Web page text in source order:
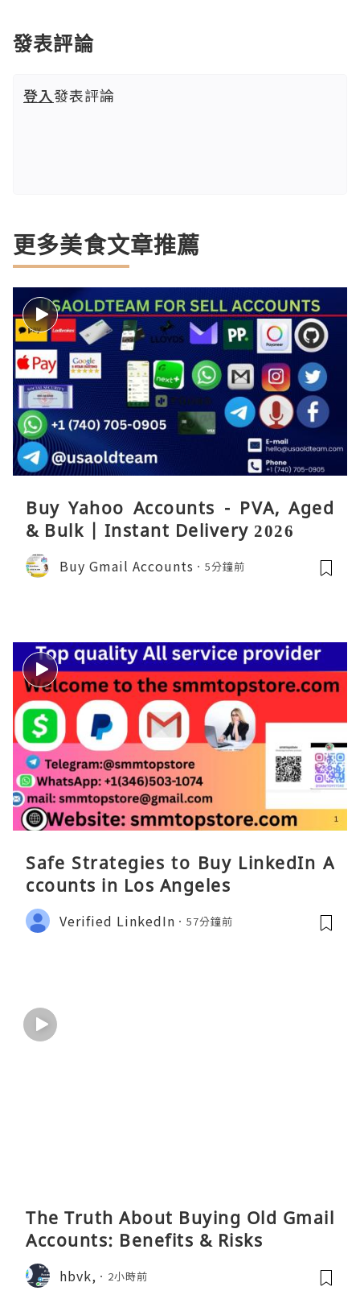
發表評論
登入發表評論
更多美食文章推薦
Buy Yahoo Accounts - PVA, Aged
& Bulk | Instant Delivery 2026
Buy Gmail Accounts 5分鐘前
Safe Strategies to Buy LinkedIn A
ccounts in Los Angeles
Verified LinkedIn 57分鐘前
The Truth About Buying Old Gmail
Accounts: Benefits & Risks
hbvk, 2小時前